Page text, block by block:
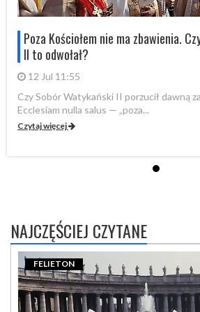
Poza Kościołem nie ma zbawienia.
II to odwołał?
12 Jul 11:55
Czy Sobór Watykański II porzucił dawną
Ecclesiam nulla salus — „poza...
Czytaj więcej
NAJCZĘŚCIEJ CZYTANE
FELIETON